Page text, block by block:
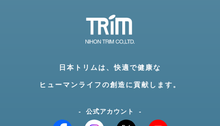
日本トリムは、快適で健康な
ヒューマンライフの創造に貢献します。
公式アカウント